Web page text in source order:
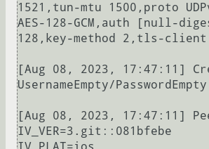
1521,tun-mtu 1500,proto
AES-128-GCM,auth [null-
128,key-method 2,tls-client
[Aug 08, 2023, 17:47:11]
UsernameEmpty/PasswordEmpty
[Aug 08, 2023, 17:47:11]
IV_VER=3.git::081bfebe